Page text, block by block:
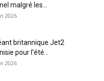
malgré les...
2026
britannique Jet2
pour l’été...
2026